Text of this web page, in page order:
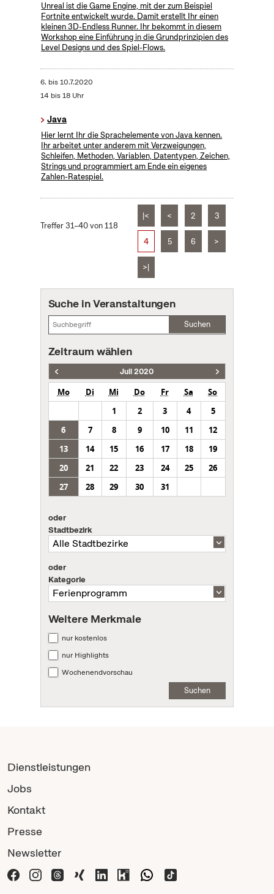
Unreal ist die Game Engine, mit der zum Beispiel
Fortnite entwickelt wurde. Damit erstellt Ihr einen
kleinen 3D-Endless Runner. Ihr bekommt in diesem
Workshop eine Einführung in die Grundprinzipien des
Level Designs und des Spiel-Flows.
6. bis10.7.2020
14 bis 18 Uhr
Java
Hier lernt Ihr die Sprachelemente von Java kennen.
Ihr arbeitet unter anderem mit Verzweigungen,
Schleifen, Methoden, Variablen, Datentypen, Zeichen,
Strings und programmiert am Ende ein eigenes
Zahlen-Ratespiel.
Treffer 31–40 von 118
|< < 2 3
4 5 6 >
>|
Suche in Veranstaltungen
Suchen
Zeitraum wählen
Juli 2020
Mo Di Mi Do Fr Sa
So
1
2 3 4
5
6
7 8 9 10 11
12
13
14 15 16 17 18
19
20
21 22 23 24 25
26
27
28 29 30 31
oder
Stadtbezirk
oder
Kategorie
Weitere Merkmale
nur kostenlos
nur Highlights
Wochenendvorschau
Suchen
Dienstleistungen
Jobs
Kontakt
Presse
Newsletter